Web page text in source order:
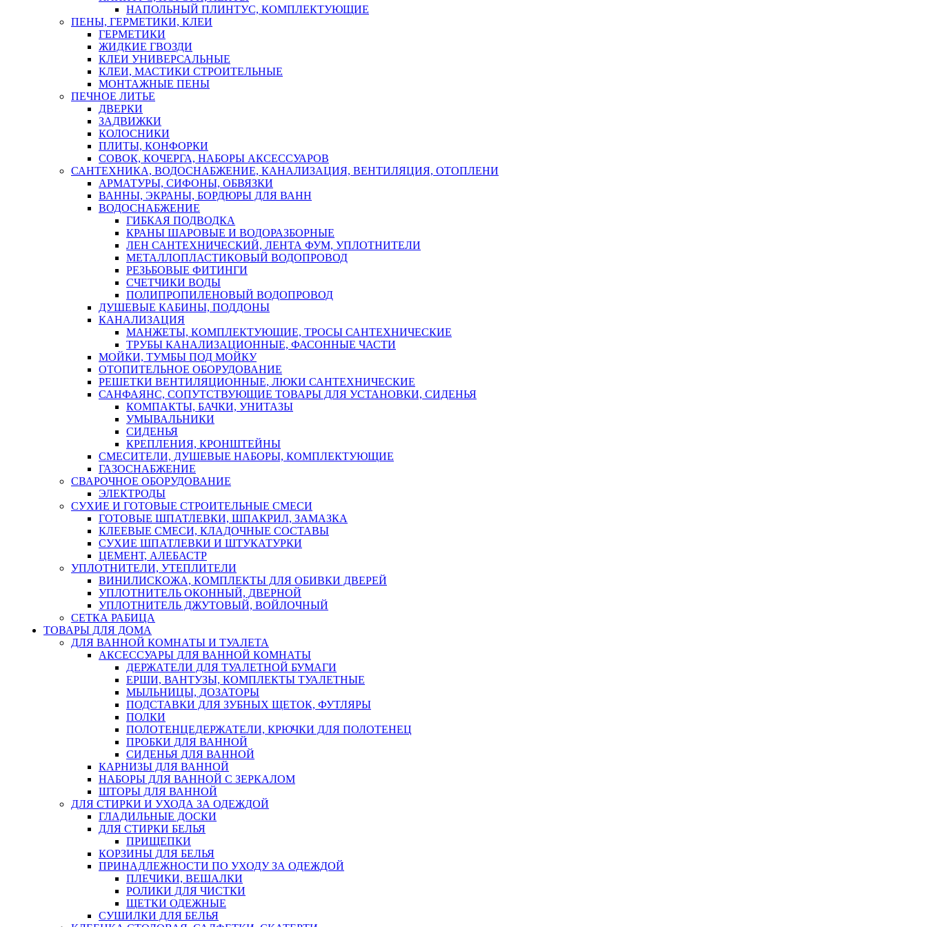
НАПОЛЬНЫЙ ПЛИНТУС, КОМПЛЕКТУЮЩИЕ
ПЕНЫ, ГЕРМЕТИКИ, КЛЕИ
ГЕРМЕТИКИ
ЖИДКИЕ ГВОЗДИ
КЛЕИ УНИВЕРСАЛЬНЫЕ
КЛЕИ, МАСТИКИ СТРОИТЕЛЬНЫЕ
МОНТАЖНЫЕ ПЕНЫ
ПЕЧНОЕ ЛИТЬЕ
ДВЕРКИ
ЗАДВИЖКИ
КОЛОСНИКИ
ПЛИТЫ, КОНФОРКИ
СОВОК, КОЧЕРГА, НАБОРЫ АКСЕССУАРОВ
САНТЕХНИКА, ВОДОСНАБЖЕНИЕ, КАНАЛИЗАЦИЯ, ВЕНТИЛЯЦИЯ, ОТОПЛЕНИ
АРМАТУРЫ, СИФОНЫ, ОБВЯЗКИ
ВАННЫ, ЭКРАНЫ, БОРДЮРЫ ДЛЯ ВАНН
ВОДОСНАБЖЕНИЕ
ГИБКАЯ ПОДВОДКА
КРАНЫ ШАРОВЫЕ И ВОДОРАЗБОРНЫЕ
ЛЕН САНТЕХНИЧЕСКИЙ, ЛЕНТА ФУМ, УПЛОТНИТЕЛИ
МЕТАЛЛОПЛАСТИКОВЫЙ ВОДОПРОВОД
РЕЗЬБОВЫЕ ФИТИНГИ
СЧЕТЧИКИ ВОДЫ
ПОЛИПРОПИЛЕНОВЫЙ ВОДОПРОВОД
ДУШЕВЫЕ КАБИНЫ, ПОДДОНЫ
КАНАЛИЗАЦИЯ
МАНЖЕТЫ, КОМПЛЕКТУЮЩИЕ, ТРОСЫ САНТЕХНИЧЕСКИЕ
ТРУБЫ КАНАЛИЗАЦИОННЫЕ, ФАСОННЫЕ ЧАСТИ
МОЙКИ, ТУМБЫ ПОД МОЙКУ
ОТОПИТЕЛЬНОЕ ОБОРУДОВАНИЕ
РЕШЕТКИ ВЕНТИЛЯЦИОННЫЕ, ЛЮКИ САНТЕХНИЧЕСКИЕ
САНФАЯНС, СОПУТСТВУЮЩИЕ ТОВАРЫ ДЛЯ УСТАНОВКИ, СИДЕНЬЯ
КОМПАКТЫ, БАЧКИ, УНИТАЗЫ
УМЫВАЛЬНИКИ
СИДЕНЬЯ
КРЕПЛЕНИЯ, КРОНШТЕЙНЫ
СМЕСИТЕЛИ, ДУШЕВЫЕ НАБОРЫ, КОМПЛЕКТУЮЩИЕ
ГАЗОСНАБЖЕНИЕ
СВАРОЧНОЕ ОБОРУДОВАНИЕ
ЭЛЕКТРОДЫ
СУХИЕ И ГОТОВЫЕ СТРОИТЕЛЬНЫЕ СМЕСИ
ГОТОВЫЕ ШПАТЛЕВКИ, ШПАКРИЛ, ЗАМАЗКА
КЛЕЕВЫЕ СМЕСИ, КЛАДОЧНЫЕ СОСТАВЫ
СУХИЕ ШПАТЛЕВКИ И ШТУКАТУРКИ
ЦЕМЕНТ, АЛЕБАСТР
УПЛОТНИТЕЛИ, УТЕПЛИТЕЛИ
ВИНИЛИСКОЖА, КОМПЛЕКТЫ ДЛЯ ОБИВКИ ДВЕРЕЙ
УПЛОТНИТЕЛЬ ОКОННЫЙ, ДВЕРНОЙ
УПЛОТНИТЕЛЬ ДЖУТОВЫЙ, ВОЙЛОЧНЫЙ
СЕТКА РАБИЦА
ТОВАРЫ ДЛЯ ДОМА
ДЛЯ ВАННОЙ КОМНАТЫ И ТУАЛЕТА
АКСЕССУАРЫ ДЛЯ ВАННОЙ КОМНАТЫ
ДЕРЖАТЕЛИ ДЛЯ ТУАЛЕТНОЙ БУМАГИ
ЕРШИ, ВАНТУЗЫ, КОМПЛЕКТЫ ТУАЛЕТНЫЕ
МЫЛЬНИЦЫ, ДОЗАТОРЫ
ПОДСТАВКИ ДЛЯ ЗУБНЫХ ЩЕТОК, ФУТЛЯРЫ
ПОЛКИ
ПОЛОТЕНЦЕДЕРЖАТЕЛИ, КРЮЧКИ ДЛЯ ПОЛОТЕНЕЦ
ПРОБКИ ДЛЯ ВАННОЙ
СИДЕНЬЯ ДЛЯ ВАННОЙ
КАРНИЗЫ ДЛЯ ВАННОЙ
НАБОРЫ ДЛЯ ВАННОЙ С ЗЕРКАЛОМ
ШТОРЫ ДЛЯ ВАННОЙ
ДЛЯ СТИРКИ И УХОДА ЗА ОДЕЖДОЙ
ГЛАДИЛЬНЫЕ ДОСКИ
ДЛЯ СТИРКИ БЕЛЬЯ
ПРИЩЕПКИ
КОРЗИНЫ ДЛЯ БЕЛЬЯ
ПРИНАДЛЕЖНОСТИ ПО УХОДУ ЗА ОДЕЖДОЙ
ПЛЕЧИКИ, ВЕШАЛКИ
РОЛИКИ ДЛЯ ЧИСТКИ
ЩЕТКИ ОДЕЖНЫЕ
СУШИЛКИ ДЛЯ БЕЛЬЯ